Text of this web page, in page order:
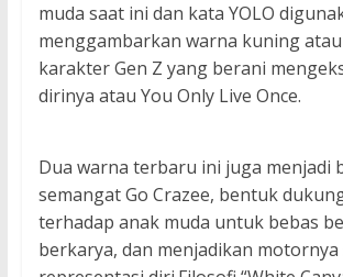
muda saat ini dan kata YOLO
menggambarkan warna kuning atau
karakter Gen Z yang berani
dirinya atau You Only Live Once.
Dua warna terbaru ini juga menjadi
semangat Go Crazee, bentuk
terhadap anak muda untuk bebas
berkarya, dan menjadikan motornya